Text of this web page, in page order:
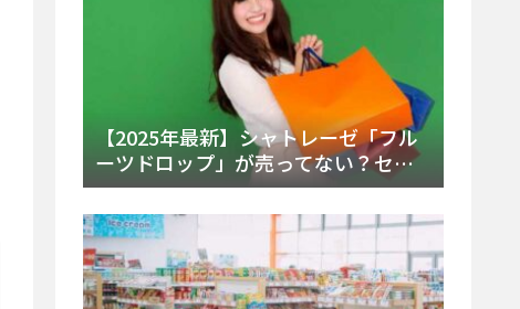
【2025年最新】シャトレーゼ「フル
ーツドロップ」が売ってない？セブ
ンでの販売終了理由と代替アイスを
徹底解説！